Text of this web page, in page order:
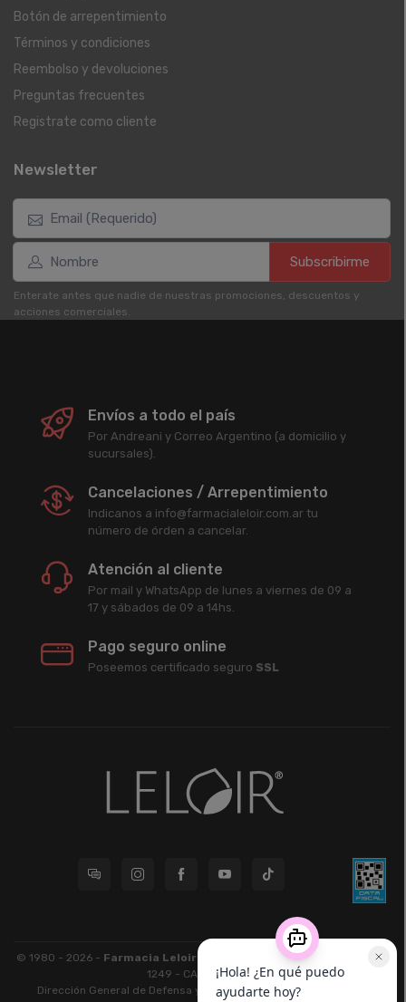
Botón de arrepentimiento
Términos y condiciones
Reembolso y devoluciones
Preguntas frecuentes
Registrate como cliente
Newsletter
Subscribirme
Enterate antes que nadie de nuestras promociones, descuentos y
acciones comerciales.
Envíos a todo el país
Por Andreani y Correo Argentino (a domicilio y
sucursales).
Cancelaciones / Arrepentimiento
Indicanos a info@farmacialeloir.com.ar tu
número de órden a cancelar.
Atención al cliente
Por mail y WhatsApp de lunes a viernes de 09 a
17 y sábados de 09 a 14hs.
Pago seguro online
Poseemos certificado seguro SSL
© 1980 - 2026 - Farmacia Leloir S.R.L.
| CUIT 33609220789 - Larrea
1249 - CABA - CP 1117
Dirección General de Defensa y Protección al Consumidor: Para